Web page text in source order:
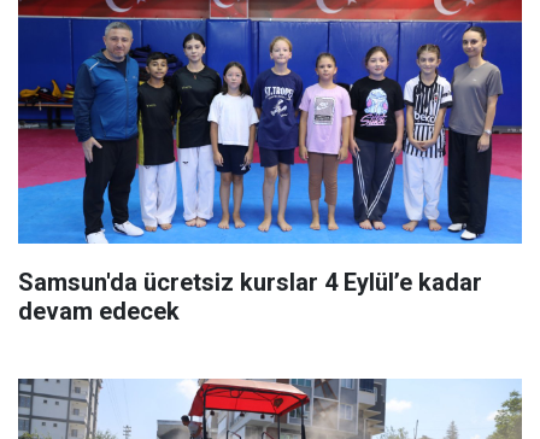
Samsun'da ücretsiz kurslar 4 Eylül’e kadar
devam edecek